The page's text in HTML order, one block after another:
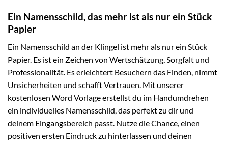
Ein Namensschild, das mehr ist als nur ein Stück
Papier
Ein Namensschild an der Klingel ist mehr als nur ein Stück
Papier. Es ist ein Zeichen von Wertschätzung, Sorgfalt und
Professionalität. Es erleichtert Besuchern das Finden, nimmt
Unsicherheiten und schafft Vertrauen. Mit unserer
kostenlosen Word Vorlage erstellst du im Handumdrehen
ein individuelles Namensschild, das perfekt zu dir und
deinem Eingangsbereich passt. Nutze die Chance, einen
positiven ersten Eindruck zu hinterlassen und deinen